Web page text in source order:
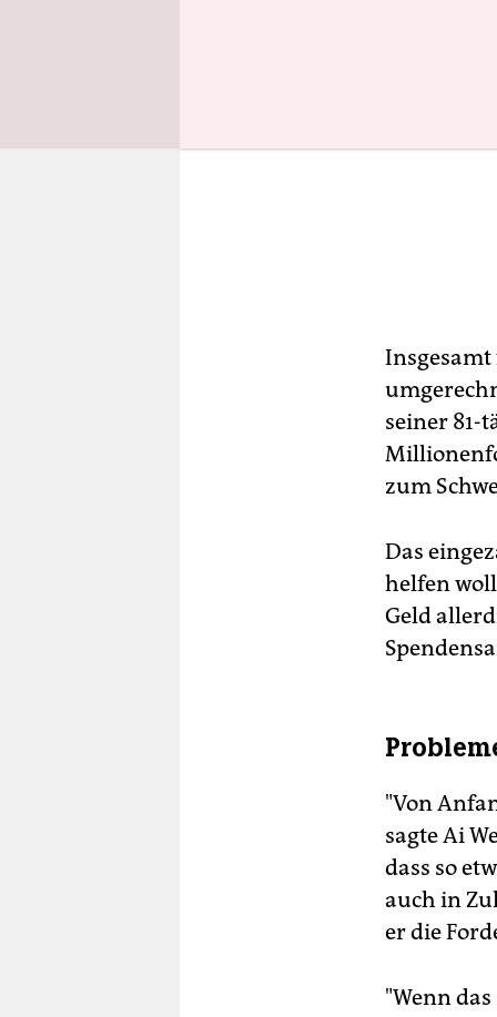
seiner 81-
zum
Das
helfen
Geld
"Von
sagte Ai
dass so
auch in
er die
"Wenn